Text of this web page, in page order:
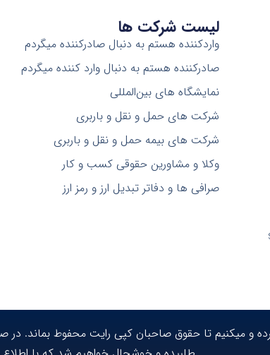
لیست شرکت ها
واردکننده هستم به دنبال صادرکننده میگردم
صادرکننده هستم به دنبال وارد کننده میگردم
نمایشگاه های بین‌المللی
شرکت های حمل و نقل و باربری
شرکت های بیمه حمل و نقل و باربری
وکلا و مشاورین حقوقی کسب و کار
صرافی ها و دفاتر تبدیل ارز و رمز ارز
و میکنیم تا حقوق صاحبان کپی رایت محفوط بماند.